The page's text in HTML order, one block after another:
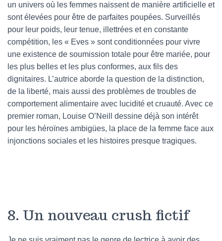
un univers où les femmes naissent de manière artificielle et
sont élevées pour être de parfaites poupées. Surveillés
pour leur poids, leur tenue, illettrées et en constante
compétition, les « Eves » sont conditionnées pour vivre
une existence de soumission totale pour être mariée, pour
les plus belles et les plus conformes, aux fils des
dignitaires. L’autrice aborde la question de la distinction,
de la liberté, mais aussi des problèmes de troubles de
comportement alimentaire avec lucidité et cruauté. Avec ce
premier roman, Louise O’Neill dessine déjà son intérêt
pour les héroïnes ambigües, la place de la femme face aux
injonctions sociales et les histoires presque tragiques.
8. Un nouveau crush fictif